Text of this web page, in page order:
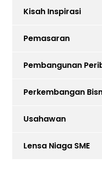
Kisah Inspirasi
Pemasaran
Pembangunan
Perkembangan
Usahawan
Lensa Niaga SME